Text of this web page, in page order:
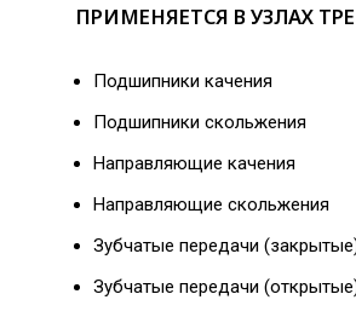
ПРИМЕНЯЕТСЯ В УЗЛАХ
Подшипники качения
Подшипники скольжения
Направляющие качения
Направляющие скольжения
Зубчатые передачи
Зубчатые передачи